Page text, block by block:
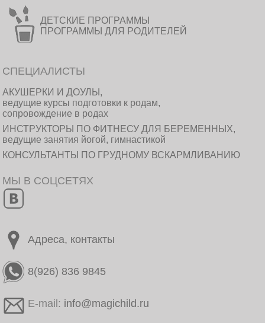
ДЕТСКИЕ ПРОГРАММЫ
ПРОГРАММЫ ДЛЯ РОДИТЕЛЕЙ
СПЕЦИАЛИСТЫ
АКУШЕРКИ И ДОУЛЫ,
ведущие курсы подготовки к родам,
сопровождение в родах
ИНСТРУКТОРЫ ПО ФИТНЕСУ ДЛЯ БЕРЕМЕННЫХ,
ведущие занятия йогой, гимнастикой
КОНСУЛЬТАНТЫ ПО ГРУДНОМУ ВСКАРМЛИВАНИЮ
МЫ В СОЦСЕТЯХ
Адреса, контакты
8(926) 836 9845
E-mail: info@magichild.ru